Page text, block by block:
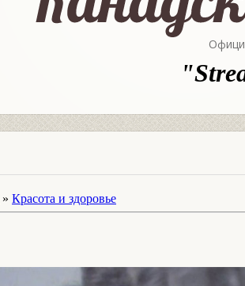
» Красота и здоровье